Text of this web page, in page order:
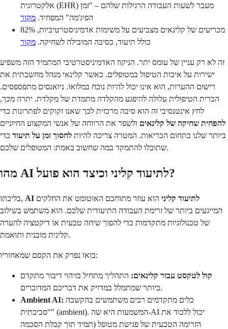
אלקטרונית (EHR) מעבר לשעות העבודה הרגילות שלהם – "זמן
הפיג'מה" המפחיד. מקור
82% מכריעים של קלינאים מצביעים על משימות אדמיניסטרטיביות,
כולל תיעוד, כסיבה המובילה לשחיקה. מקור
זה לא רק עניין של עומס יתר. הניקוז האדמיניסטרטיבי המתמיד הזה משפיע
ישירות על איכות הטיפול במטופלים. כאשר קלינאי מנהל מחשבתית את
רישום ההערות, הוא אינו יכול להיות נוכח במלואו. ניואנסים מתפספסים.
הברית הטיפולית עלולה להיפגע מהקלדה מתמדת של מקלדת. יתרה מכך,
לחץ אינטנסיבי זה הוא סיבה מרכזית לכך שאנו זקוקים לפתרונות כדי
להפחית שחיקה של קלינאים ולשפר את הרווחה של אנשי המקצוע החיוניים
ביותר שלנו בתחום הבריאות. המטרה צריכה להיות לחסוך זמן על תיעוד כדי
שתוכלו להתמקד במה שחשוב באמת: המטופלים שלכם.
מהו AI לתיעוד קליני וכיצד הוא פועל?
בליבתו, AI לתיעוד קליני הוא עוזר מתוחכם האוטומט את החלקים
המייגעים ביותר של זרימת העבודה התיעודית שלכם. הוא משתמש בשילוב
של טכנולוגיות מתקדמות כדי להפוך שיחה טבעית או דיקטציה להערה
קלינית מובנית ותואמת.
בואו נפרק את הקסם שמאחוריו:
קול לטקסט עבור קלינאים: התהליך מתחיל בזיהוי דיבור מתקדם
ביותר שמתמלל במדויק את דבריכם המדוברים.
Ambient AI:
"סביבתית" (ambient). המשמעות היא שה-AI יכול ללכוד את
הזרימה הטבעית של פגישת מטופל (תמיד תוך קבלת הסכמה